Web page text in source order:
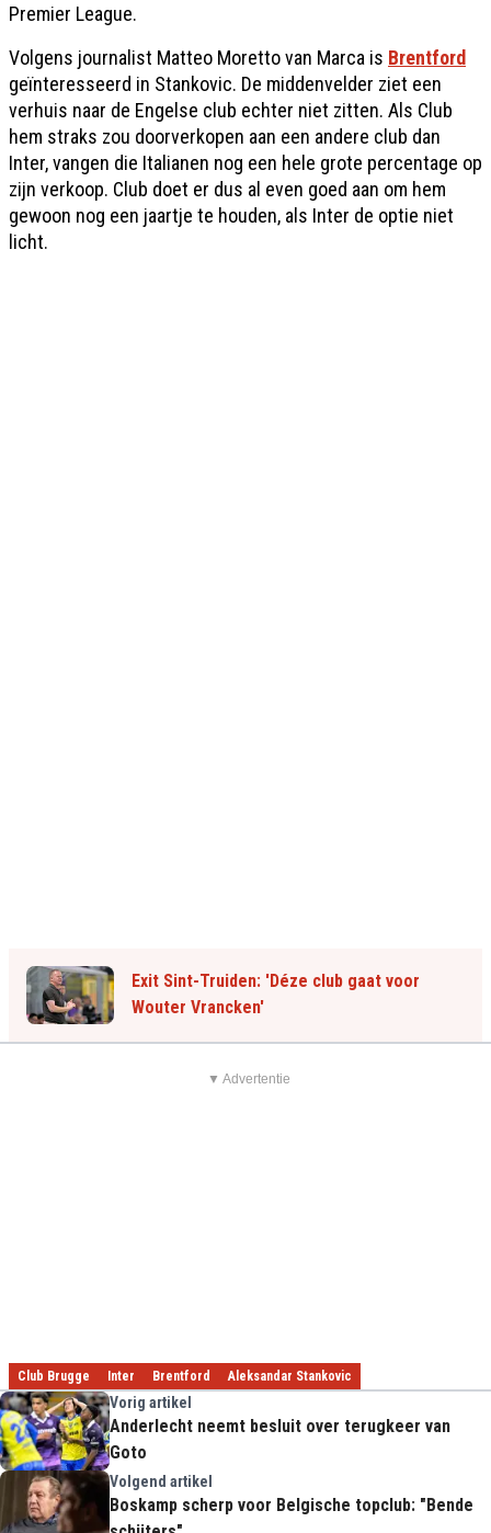
Premier League.
Volgens journalist Matteo Moretto van Marca is Brentford
geïnteresseerd in Stankovic. De middenvelder ziet een
verhuis naar de Engelse club echter niet zitten. Als Club
hem straks zou doorverkopen aan een andere club dan
Inter, vangen die Italianen nog een hele grote percentage op
zijn verkoop. Club doet er dus al even goed aan om hem
gewoon nog een jaartje te houden, als Inter de optie niet
licht.
Exit Sint-Truiden: 'Déze club gaat voor
Wouter Vrancken'
▼ Advertentie
Club Brugge Inter Brentford Aleksandar Stankovic
Vorig artikel
Anderlecht neemt besluit over terugkeer van
Goto
Volgend artikel
Boskamp scherp voor Belgische topclub: "Bende